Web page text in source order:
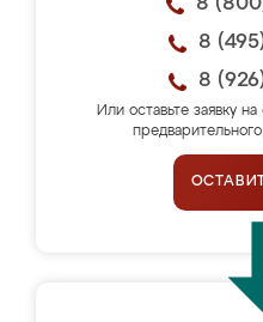
8
8
8
Или оставьте заявку